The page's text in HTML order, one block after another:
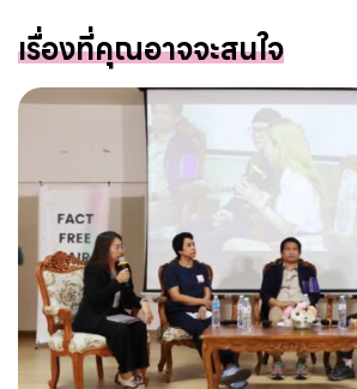
เรื่องที่คุณอาจจะสนใจ